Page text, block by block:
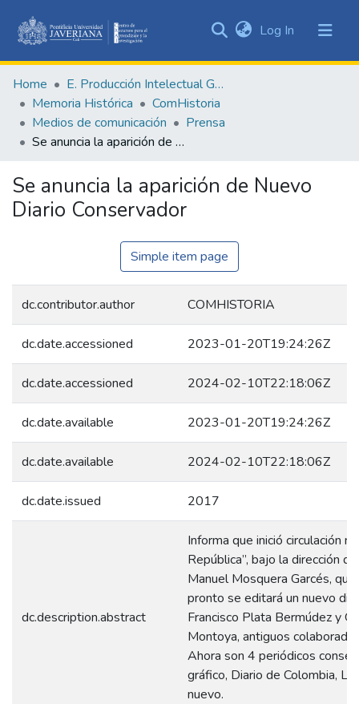
&
Collections
All of DSpace
Log In (current)
Home
E. Producción Intelectual General
Memoria Histórica
ComHistoria
Medios de comunicación
Prensa
Se anuncia la aparición de Nuevo Diario Conservador
Se anuncia la aparición de Nuevo
Diario Conservador
Simple item page
dc.contributor.author COMHISTORIA
dc.date.accessioned 2023-01-20T19:24:26Z
dc.date.accessioned 2024-02-10T22:18:06Z
dc.date.available 2023-01-20T19:24:26Z
dc.date.available 2024-02-10T22:18:06Z
dc.date.issued 2017
dc.description.abstract
Informa que inició circulación
República”, bajo la dirección
Manuel Mosquera Garcés,
pronto se editará un nuevo
Francisco Plata Bermúdez y
Montoya, antiguos
Ahora son 4 periódicos
gráfico, Diario de Colombia,
nuevo.